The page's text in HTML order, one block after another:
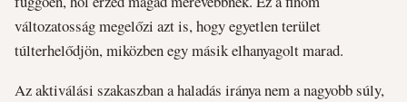
változatosság megelőzi azt is, hogy egyetlen terület
túlterhelődjön, miközben egy másik elhanyagolt marad.
Az aktiválási szakaszban a haladás iránya nem a nagyobb súly,